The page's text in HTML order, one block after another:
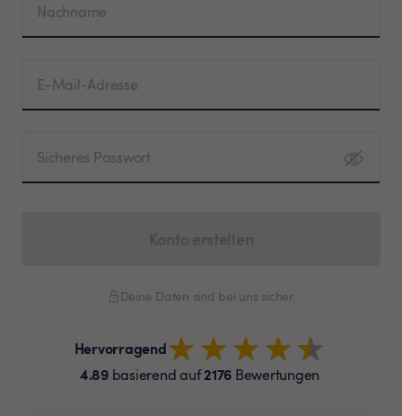
Nachname
E-Mail-Adresse
Sicheres Passwort
Deine Daten sind bei uns sicher.
Hervorragend
4.89basierend auf2176 Bewertungen